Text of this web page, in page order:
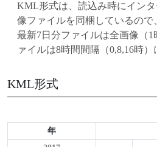
KML形式は、読込み時にイン
像ファイルを同梱しているの
最新7日分ファイルは全画像（1
ァイルは8時間間隔（0,8,16時）
KML形式
年